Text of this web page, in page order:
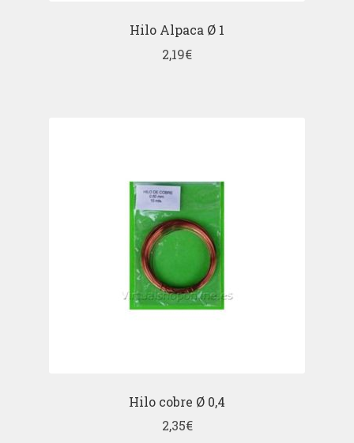
Hilo Alpaca Ø 1
2,19€
Hilo cobre Ø 0,4
2,35€